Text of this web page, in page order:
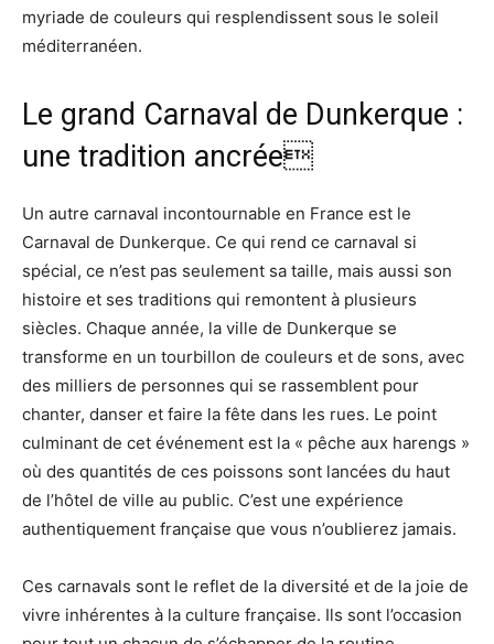
myriade de couleurs qui resplendissent sous le soleil
méditerranéen.
Le grand Carnaval de Dunkerque :
une tradition ancrée
Un autre carnaval incontournable en France est le
Carnaval de Dunkerque. Ce qui rend ce carnaval si
spécial, ce n’est pas seulement sa taille, mais aussi son
histoire et ses traditions qui remontent à plusieurs
siècles. Chaque année, la ville de Dunkerque se
transforme en un tourbillon de couleurs et de sons, avec
des milliers de personnes qui se rassemblent pour
chanter, danser et faire la fête dans les rues. Le point
culminant de cet événement est la « pêche aux harengs »
où des quantités de ces poissons sont lancées du haut
de l’hôtel de ville au public. C’est une expérience
authentiquement française que vous n’oublierez jamais.
Ces carnavals sont le reflet de la diversité et de la joie de
vivre inhérentes à la culture française. Ils sont l’occasion